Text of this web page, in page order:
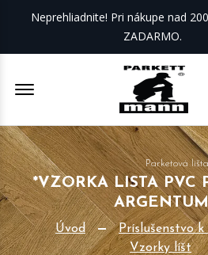
Neprehliadnite! Pri nákupe nad
ZADARMO.
Offcanvas Menu Open
Parketová lišta
*VZORKA LISTA PVC
Úvod
Príslušenstvo
Vzorky líšt